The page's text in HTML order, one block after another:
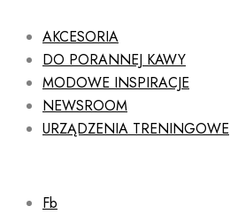
AKCESORIA
DO PORANNEJ KAWY
MODOWE INSPIRACJE
NEWSROOM
URZĄDZENIA TRENINGOWE
Fb